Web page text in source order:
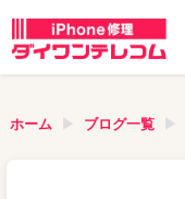
ホーム ブログ一覧